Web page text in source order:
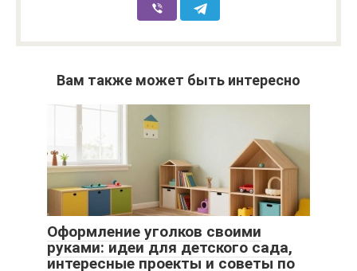
Вам также может быть интересно
Оформление уголков своими
руками: идеи для детского сада,
интересные проекты и советы по